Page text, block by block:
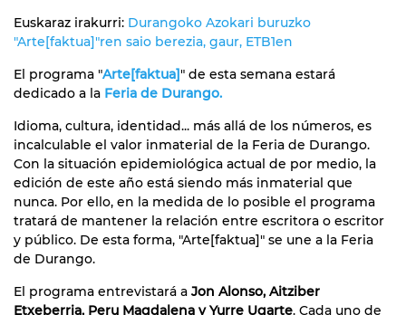
Euskaraz irakurri: Durangoko Azokari buruzko
"Arte[faktua]"ren saio berezia, gaur, ETB1en
El programa "Arte[faktua]" de esta semana estará
dedicado a la Feria de Durango.
Idioma, cultura, identidad... más allá de los números, es
incalculable el valor inmaterial de la Feria de Durango.
Con la situación epidemiológica actual de por medio, la
edición de este año está siendo más inmaterial que
nunca. Por ello, en la medida de lo posible el programa
tratará de mantener la relación entre escritora o escritor
y público. De esta forma, "Arte[faktua]" se une a la Feria
de Durango.
El programa entrevistará a Jon Alonso, Aitziber
Etxeberria, Peru Magdalena y Yurre Ugarte. Cada uno de